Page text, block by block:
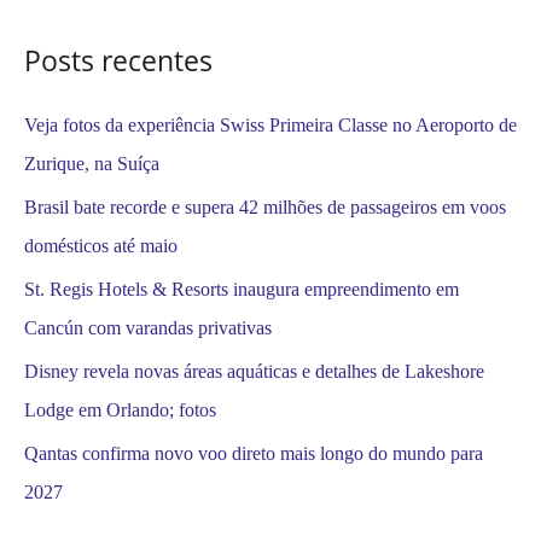
rPosts recentes
Veja fotos da experiência Swiss Primeira Classe no Aeroporto de
Zurique, na Suíça
Brasil bate recorde e supera 42 milhões de passageiros em voos
domésticos até maio
St. Regis Hotels & Resorts inaugura empreendimento em
Cancún com varandas privativas
Disney revela novas áreas aquáticas e detalhes de Lakeshore
Lodge em Orlando; fotos
Qantas confirma novo voo direto mais longo do mundo para
2027